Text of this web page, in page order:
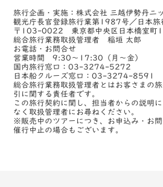
旅行企画・実施：株式会社 三越伊勢丹ニ
観光庁長官登録旅行業第1987号／日本旅
〒103-0022 東京都中央区日本橋室
総合旅行業務取扱管理者 稲垣 太郎
お電話・お問合せ
営業時間 9:30～17:30（月～金）
国内旅行窓口：03-3274-5272
日本船クルーズ窓口：03-3274-8591
総合旅行業務取扱管理者とはお客さまの
引に関する責任者です。
この旅行契約に関し、担当者からの説明
なく取扱管理者にお尋ねください。
※販売中のツアーにつき、お申込み・お
催行中止の場合もございます。